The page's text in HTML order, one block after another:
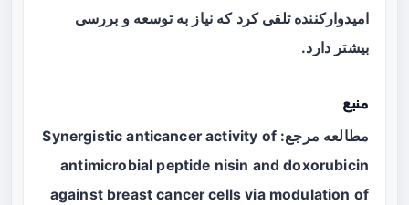
امیدوارکننده تلقی کرد که نیاز به توسعه و بررسی
بیشتر دارد.
منبع
مطالعه مرجع: Synergistic anticancer activity of
antimicrobial peptide nisin and doxorubicin
against breast cancer cells via modulation of